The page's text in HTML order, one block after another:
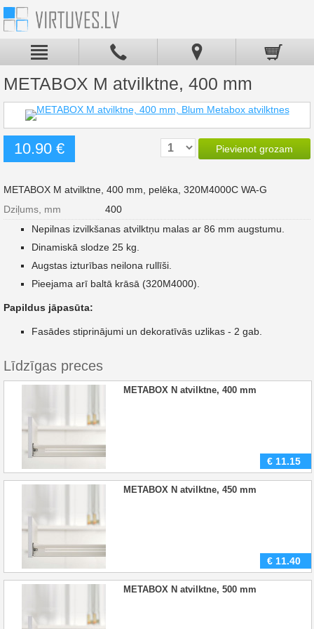
METABOX M atvilktne, 400 mm
10.90 € Pievienot grozam
METABOX M atvilktne, 400 mm, pelēka, 320M4000C WA-G
Dziļums, mm
400
Nepilnas izvilkšanas atvilktņu malas ar 86 mm augstumu.
Dinamiskā slodze 25 kg.
Augstas izturības neilona rullīši.
Pieejama arī baltā krāsā (320M4000).
Papildus jāpasūta:
Fasādes stiprinājumi un dekoratīvās uzlikas - 2 gab.
Līdzīgas preces
METABOX N atvilktne, 400 mm
€ 11.15
METABOX N atvilktne, 450 mm
€ 11.40
METABOX N atvilktne, 500 mm